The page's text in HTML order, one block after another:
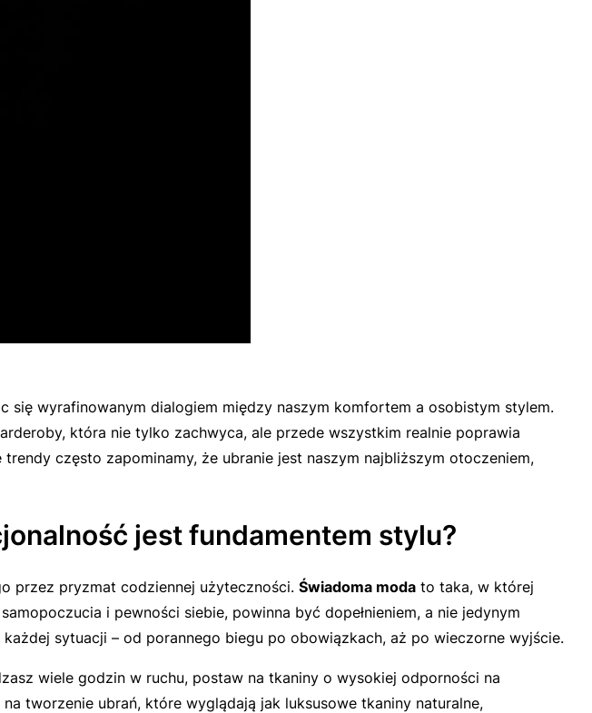
się wyrafinowanym dialogiem między naszym komfortem a osobistym stylem.
która nie tylko zachwyca, ale przede wszystkim realnie poprawia
często zapominamy, że ubranie jest naszym najbliższym otoczeniem,
jest fundamentem stylu?
przez pryzmat codziennej użyteczności. Świadoma moda to taka, w której
i pewności siebie, powinna być dopełnieniem, a nie jedynym
sytuacji – od porannego biegu po obowiązkach, aż po wieczorne wyjście.
wiele godzin w ruchu, postaw na tkaniny o wysokiej odporności na
tworzenie ubrań, które wyglądają jak luksusowe tkaniny naturalne,